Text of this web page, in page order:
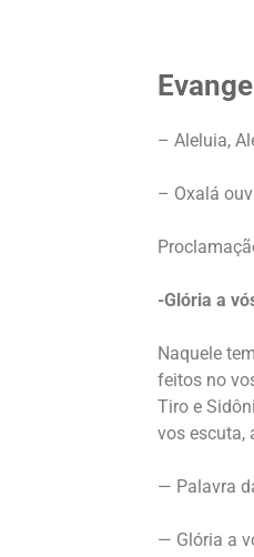
– Aleluia,
– Oxalá
-Glória a
Naquele
feitos no
Tiro e
vos escuta,
— Palavra
— Glória a